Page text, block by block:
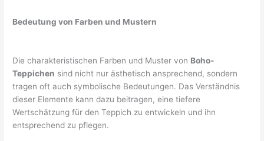
Bedeutung von Farben und Mustern
Die charakteristischen Farben und Muster von Boho-
Teppichen sind nicht nur ästhetisch ansprechend, sondern
tragen oft auch symbolische Bedeutungen. Das Verständnis
dieser Elemente kann dazu beitragen, eine tiefere
Wertschätzung für den Teppich zu entwickeln und ihn
entsprechend zu pflegen.